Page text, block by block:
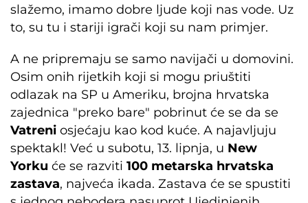
slažemo, imamo dobre ljude koji nas vode. Uz
to, su tu i stariji igrači koji su nam primjer.
A ne pripremaju se samo navijači u domovini.
Osim onih rijetkih koji si mogu priuštiti
odlazak na SP u Ameriku, brojna hrvatska
zajednica "preko bare" pobrinut će se da se
Vatreni osjećaju kao kod kuće. A najavljuju
spektakl! Već u subotu, 13. lipnja, u New
Yorku će se razviti 100 metarska hrvatska
zastava, najveća ikada. Zastava će se spustiti